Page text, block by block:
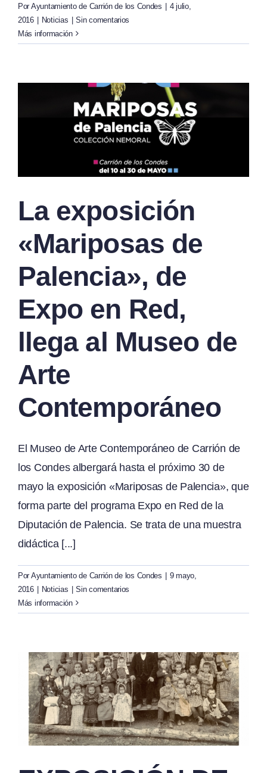
Por Ayuntamiento de Carrión de los Condes
4 julio,
2016
Noticias
Sin comentarios
Más información
La exposición
«Mariposas de
Palencia», de
Expo en Red,
llega al Museo de
Arte
Contemporáneo
El Museo de Arte Contemporáneo de Carrión de
los Condes albergará hasta el próximo 30 de
mayo la exposición «Mariposas de Palencia», que
forma parte del programa Expo en Red de la
Diputación de Palencia. Se trata de una muestra
didáctica [...]
Por Ayuntamiento de Carrión de los Condes | 9 mayo,
2016 | Noticias | Sin comentarios
Más información